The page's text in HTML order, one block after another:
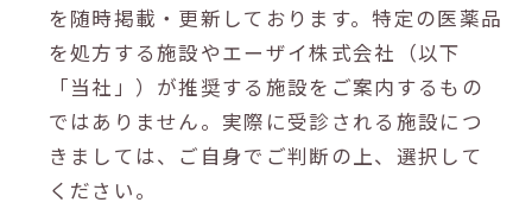
を随時掲載・更新しております。特定の医薬品
を処方する施設やエーザイ株式会社（以下
「当社」）が推奨する施設をご案内するもの
ではありません。実際に受診される施設につ
きましては、ご自身でご判断の上、選択して
ください。